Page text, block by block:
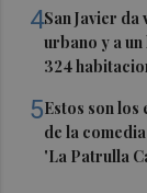
4San Javier
urbano y a
324
5Estos son
de la
'La Patrulla